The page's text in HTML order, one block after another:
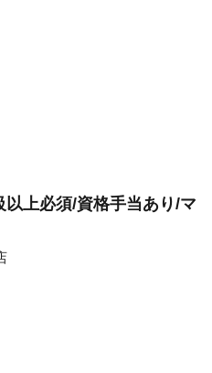
上必須/資格手当あり/マ